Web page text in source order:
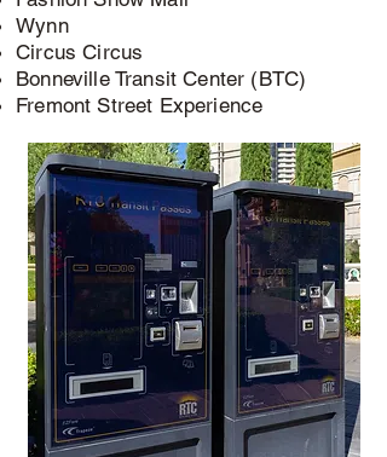
Wynn
Circus Circus
Bonneville Transit Center (BTC)
Fremont Street Experience